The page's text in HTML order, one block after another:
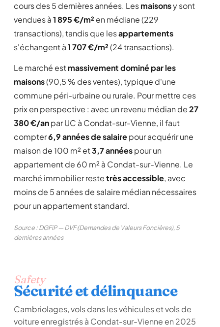
cours des 5 dernières années. Lesmaisonsy sont
vendues à1 895 €/m² en médiane (229
transactions), tandis que lesappartements
s'échangent à1 707 €/m²(24 transactions).
Le marché estmassivement dominé par les
maisons(90,5 % des ventes), typique d'une
commune péri-urbaine ou rurale. Pour mettre ces
prix en perspective : avec un revenu médian de27
380 €/anpar UC à Condat-sur-Vienne, il faut
compter6,9 années de salairepour acquérir une
maison de 100 m² et3,7 annéespour un
appartement de 60 m² à Condat-sur-Vienne. Le
marché immobilier restetrès accessible, avec
moins de 5 années de salaire médian nécessaires
pour un appartement standard.
Source : DGFiP — DVF (Demandes de Valeurs Foncières), 5
dernières années
Safety
Sécurité et délinquance
Cambriolages, vols dans les véhicules et vols de
voiture enregistrés à Condat-sur-Vienne en 2025